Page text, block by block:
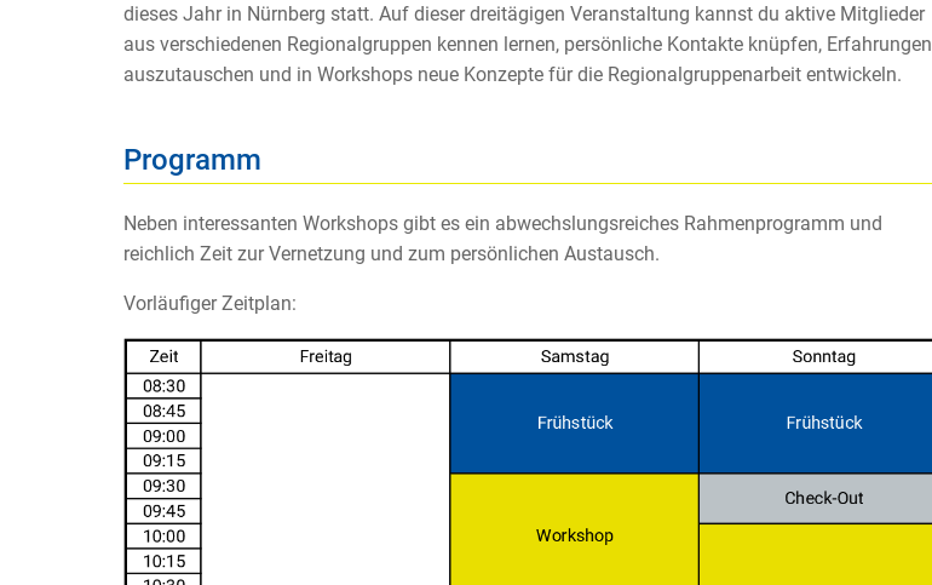
dieses Jahr in Nürnberg statt. Auf dieser dreitägigen Veranstaltung kannst du aktive Mitglieder
aus verschiedenen Regionalgruppen kennen lernen, persönliche Kontakte knüpfen, Erfahrungen
auszutauschen und in Workshops neue Konzepte für die Regionalgruppenarbeit entwickeln.
Programm
Neben interessanten Workshops gibt es ein abwechslungsreiches Rahmenprogramm und
reichlich Zeit zur Vernetzung und zum persönlichen Austausch.
Vorläufiger Zeitplan: